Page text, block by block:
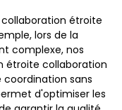
étroite
lors de la
complexe, nos
étroite collaboration
coordination sans
d'optimiser les